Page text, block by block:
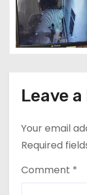
Leave
Your email
Required
Comment *